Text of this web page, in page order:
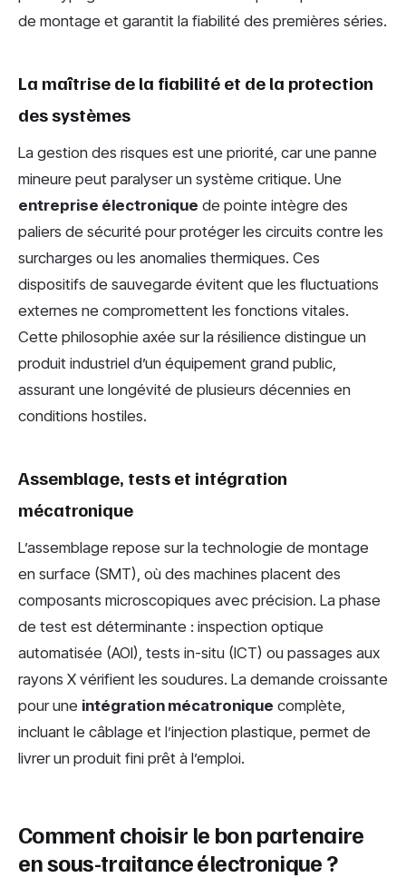
de montage et garantit la fiabilité des premières séries.
La maîtrise de la fiabilité et de la protection
des systèmes
La gestion des risques est une priorité, car une panne
mineure peut paralyser un système critique. Une
entreprise électronique de pointe intègre des
paliers de sécurité pour protéger les circuits contre les
surcharges ou les anomalies thermiques. Ces
dispositifs de sauvegarde évitent que les fluctuations
externes ne compromettent les fonctions vitales.
Cette philosophie axée sur la résilience distingue un
produit industriel d’un équipement grand public,
assurant une longévité de plusieurs décennies en
conditions hostiles.
Assemblage, tests et intégration
mécatronique
L’assemblage repose sur la technologie de montage
en surface (SMT), où des machines placent des
composants microscopiques avec précision. La phase
de test est déterminante : inspection optique
automatisée (AOI), tests in-situ (ICT) ou passages aux
rayons X vérifient les soudures. La demande croissante
pour une intégration mécatronique complète,
incluant le câblage et l’injection plastique, permet de
livrer un produit fini prêt à l’emploi.
Comment choisir le bon partenaire
en sous-traitance électronique ?